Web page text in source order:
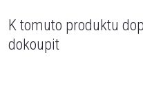
K tomuto produktu
dokoupit